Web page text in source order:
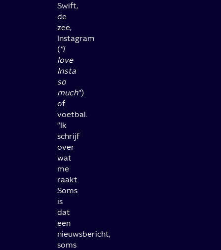
Swift,
de
zee,
Instagram
("I
love
Insta
so
much")
of
voetbal.
"Ik
schrijf
over
wat
me
raakt.
Soms
is
dat
een
nieuwsbericht,
soms